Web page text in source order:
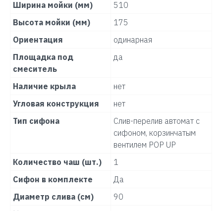
Ширина мойки (мм)
510
Высота мойки (мм)
175
Ориентация
одинарная
Площадка под
смеситель
да
Наличие крыла
нет
Угловая конструкция
нет
Тип сифона
Слив-перелив автомат с
сифоном, корзинчатым
вентилем POP UP
Количество чаш (шт.)
1
Сифон в комплекте
Да
Диаметр слива (см)
90